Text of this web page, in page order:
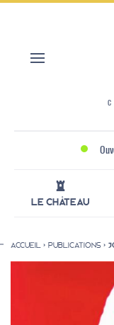
Aller
LE CHÂTEAU
Fil
ACCUEIL PUBLICATIONS
Panneau de gestion